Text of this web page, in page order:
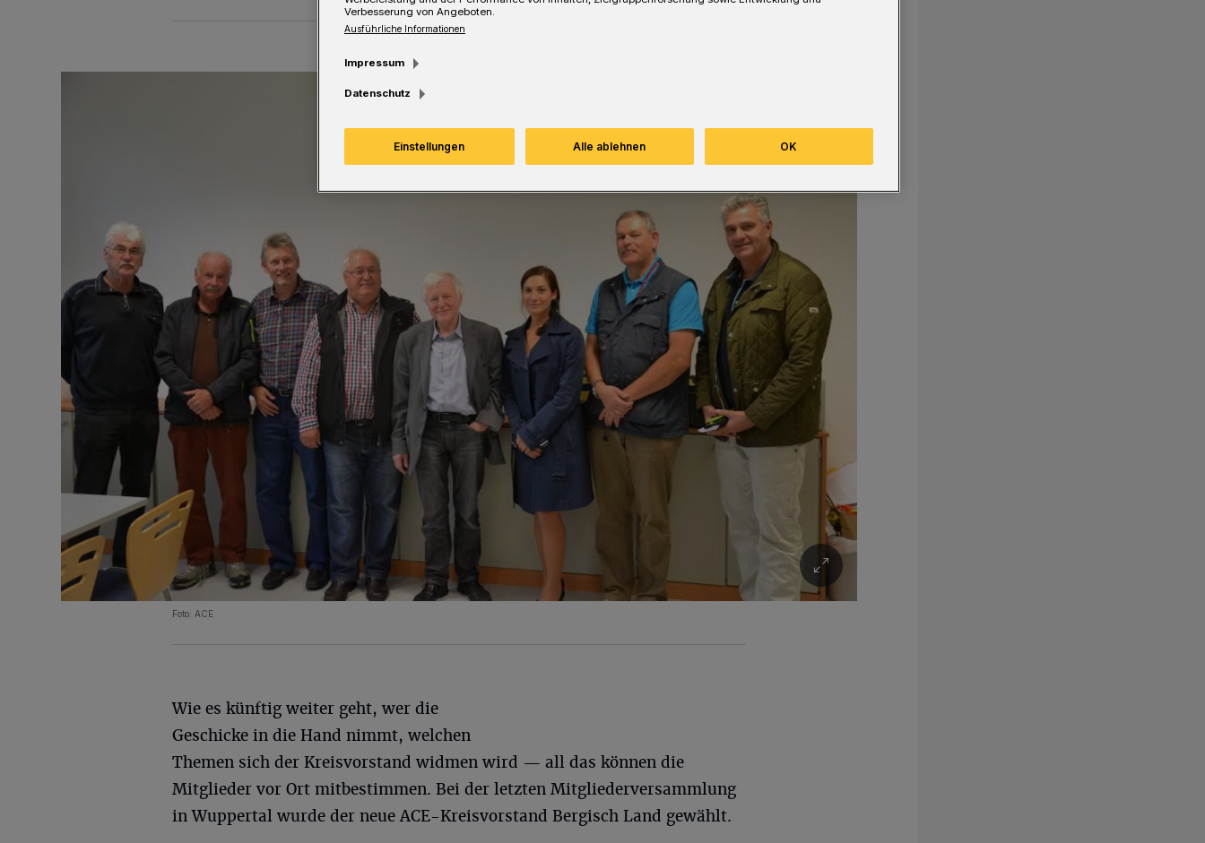
Foto: ACE
Wie es künftig weiter geht, wer die
Geschicke in die Hand nimmt, welchen
Themen sich der Kreisvorstand widmen wird — all das können die
Mitglieder vor Ort mitbestimmen. Bei der letzten Mitgliederversammlung
in Wuppertal wurde der neue ACE-Kreisvorstand Bergisch Land gewählt.
Verbesserung von Angeboten.
Ausführliche Informationen
Impressum
Datenschutz
Einstellungen Alle ablehnen OK